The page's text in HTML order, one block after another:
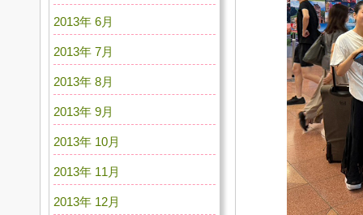
2013年 6月
2013年 7月
2013年 8月
2013年 9月
2013年 10月
2013年 11月
2013年 12月